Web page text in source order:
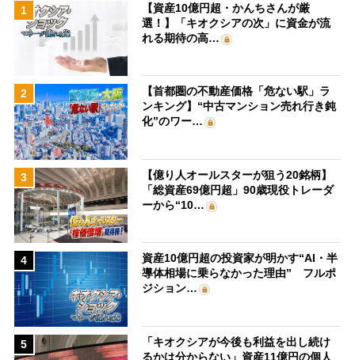
1
【資産10億円超・かんちさんが厳
選！】「キオクシアの次」に資金が流
れる期待の高…
2
【首都圏の不動産価格「危ない駅」ラ
ンキング】“中古マンション売れ行き鈍
化”のワー…
3
【億り人オールスターが狙う20銘柄】
「総資産69億円超」90歳現役トレーダ
ーから“10…
4
資産10億円超の投資家が明かす“AI・半
導体相場に乗らなかった理由” フルポ
ジション…
5
「キオクシアが今後も利益を出し続け
るかは分からない」資産11億円の個人